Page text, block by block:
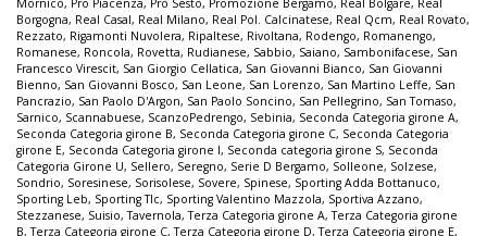
Mornico, Pro Piacenza, Pro Sesto, Promozione Bergamo, Real Bolgare, Real
Borgogna, Real Casal, Real Milano, Real Pol. Calcinatese, Real Qcm, Real Rovato,
Rezzato, Rigamonti Nuvolera, Ripaltese, Rivoltana, Rodengo, Romanengo,
Romanese, Roncola, Rovetta, Rudianese, Sabbio, Saiano, Sambonifacese, San
Francesco Virescit, San Giorgio Cellatica, San Giovanni Bianco, San Giovanni
Bienno, San Giovanni Bosco, San Leone, San Lorenzo, San Martino Leffe, San
Pancrazio, San Paolo D'Argon, San Paolo Soncino, San Pellegrino, San Tomaso,
Sarnico, Scannabuese, ScanzoPedrengo, Sebinia, Seconda Categoria girone A,
Seconda Categoria girone B, Seconda Categoria girone C, Seconda Categoria
girone E, Seconda Categoria girone I, Seconda categoria girone S, Seconda
Categoria Girone U, Sellero, Seregno, Serie D Bergamo, Solleone, Solzese,
Sondrio, Soresinese, Sorisolese, Sovere, Spinese, Sporting Adda Bottanuco,
Sporting Leb, Sporting Tlc, Sporting Valentino Mazzola, Sportiva Azzano,
Stezzanese, Suisio,Tavernola,Terza Categoria girone A,Terza Categoria girone
B,Terza Categoria girone C,Terza Categoria girone D,Terza Categoria girone E,